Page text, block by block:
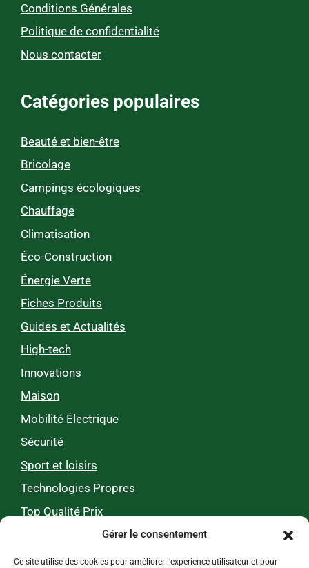
Gérer le consentement
Ce site utilise des cookies pour améliorer l’expérience utilisateur et pour
Conditions Générales
Politique de confidentialité
Nous contacter
Catégories populaires
Beauté et bien-être
Bricolage
Campings écologiques
Chauffage
Climatisation
Éco-Construction
Énergie Verte
Fiches Produits
Guides et Actualités
High-tech
Innovations
Maison
Mobilité Électrique
Sécurité
Sport et loisirs
Technologies Propres
Top Qualité Prix
Zéro pub, 100 % utile